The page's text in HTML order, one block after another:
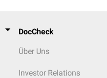
DocCheck
Über Uns
Investor Relations